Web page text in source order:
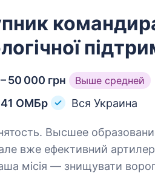
50 000 грн Выше средней
ОМБр Вся Украина
Высшее образование. Привіт! Ми — САДн 141
вже ефективний
місія — знищувати